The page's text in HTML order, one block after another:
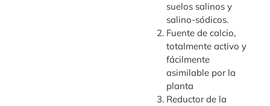
suelos salinos y
salino-sódicos.
Fuente de calcio,
totalmente activo y
fácilmente
asimilable por la
planta
Reductor de la